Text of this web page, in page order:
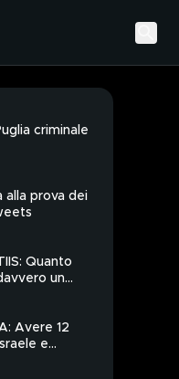
criminale
alla prova dei
Quanto
un
Avere 12
e